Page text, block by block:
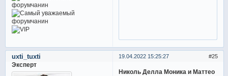
25
19.04.2022 15:25:27
uxti_tuxti
Эксперт
Николь Делла Моника и Маттео